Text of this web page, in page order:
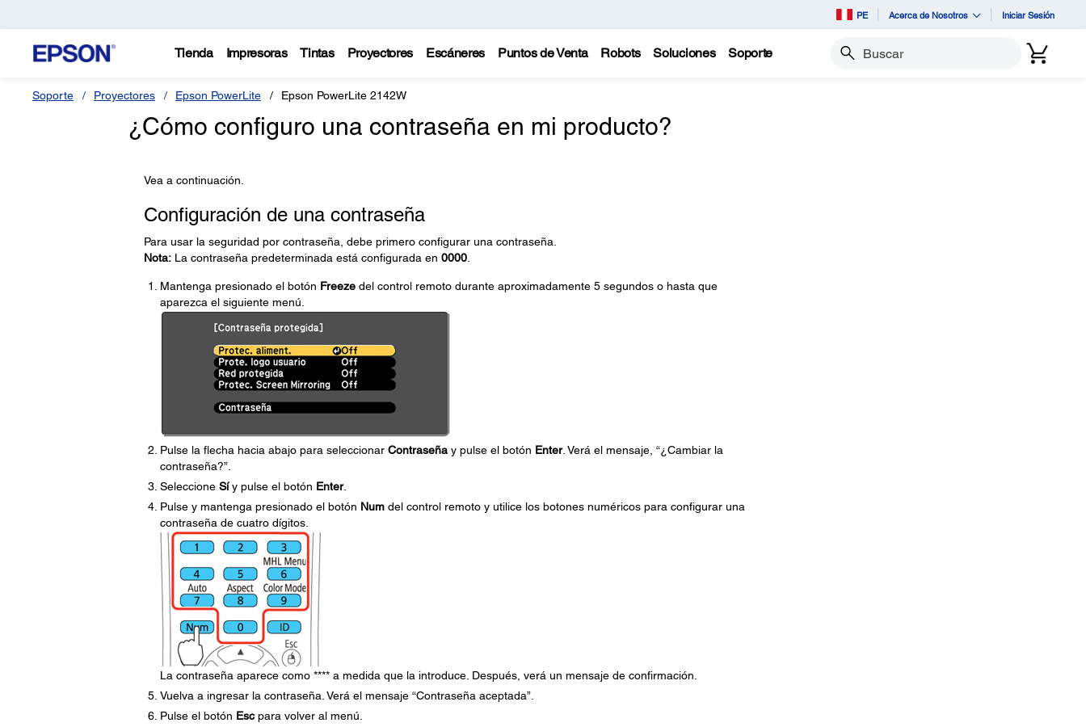
PE Acerca de Nosotros Iniciar Sesión
Tienda Impresoras Tintas Proyectores Escáneres Puntos de Venta Robots Soluciones Soporte Buscar
Soporte Proyectores Epson PowerLite Epson PowerLite 2142W
¿Cómo configuro una contraseña en mi producto?
Vea a continuación.
Configuración de una contraseña
Para usar la seguridad por contraseña, debe primero configurar una contraseña.
Nota:La contraseña predeterminada está configurada en 0000.
Mantenga presionado el botón Freezedel control remoto durante aproximadamente 5 segundos o hasta que
aparezca el siguiente menú.
Pulse la flecha hacia abajo para seleccionar Contraseñay pulse el botón Enter. Verá el mensaje, “¿Cambiar la
contraseña?”.
Seleccione Síy pulse el botón Enter.
Pulse y mantenga presionado el botón Numdel control remoto y utilice los botones numéricos para configurar una
contraseña de cuatro dígitos.
La contraseña aparece como **** a medida que la introduce. Después, verá un mensaje de confirmación.
Vuelva a ingresar la contraseña. Verá el mensaje “Contraseña aceptada”.
Pulse el botón Escpara volver al menú.